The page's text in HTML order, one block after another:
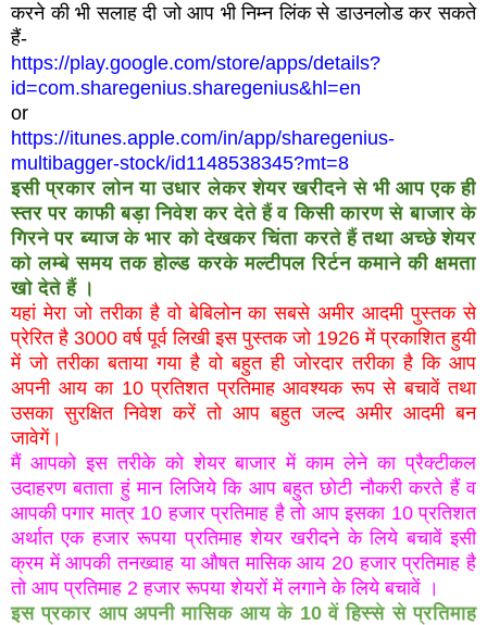
करने की भी सलाह दी जो आप भी निम्न लिंक से डाउनलोड कर सकते
हैं-
https://play.google.com/store/apps/details?
id=com.sharegenius.sharegenius&hl=en
or
https://itunes.apple.com/in/app/sharegenius-
multibagger-stock/id1148538345?mt=8
इसी प्रकार लोन या उधार लेकर शेयर खरीदने से भी आप एक ही
स्तर पर काफी बड़ा निवेश कर देते हैं व किसी कारण से बाजार के
गिरने पर ब्याज के भार को देखकर चिंता करते हैं तथा अच्छे शेयर
को लम्बे समय तक होल्ड करके मल्टीपल रिर्टन कमाने की क्षमता
खो देते हैं ।
यहां मेरा जो तरीका है वो बेबिलोन का सबसे अमीर आदमी पुस्तक से
प्रेरित है 3000 वर्ष पूर्व लिखी इस पुस्तक जो 1926 में प्रकाशित हुयी
में जो तरीका बताया गया है वो बहुत ही जोरदार तरीका है कि आप
अपनी आय का 10 प्रतिशत प्रतिमाह आवश्यक रूप से बचावें तथा
उसका सुरक्षित निवेश करें तो आप बहुत जल्द अमीर आदमी बन
जावेगें।
मैं आपको इस तरीके को शेयर बाजार में काम लेने का प्रैक्टीकल
उदाहरण बताता हुं मान लिजिये कि आप बहुत छोटी नौकरी करते हैं व
आपकी पगार मात्र 10 हजार प्रतिमाह है तो आप इसका 10 प्रतिशत
अर्थात एक हजार रूपया प्रतिमाह शेयर खरीदने के लिये बचावें इसी
क्रम में आपकी तनख्वाह या औषत मासिक आय 20 हजार प्रतिमाह है
तो आप प्रतिमाह 2 हजार रूपया शेयरों में लगाने के लिये बचावें ।
इस प्रकार आप अपनी मासिक आय के 10 वें हिस्से से प्रतिमाह